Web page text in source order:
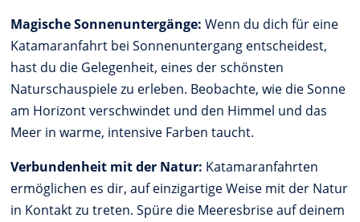
Magische Sonnenuntergänge: Wenn du dich für eine
Katamaranfahrt bei Sonnenuntergang entscheidest,
hast du die Gelegenheit, eines der schönsten
Naturschauspiele zu erleben. Beobachte, wie die Sonne
am Horizont verschwindet und den Himmel und das
Meer in warme, intensive Farben taucht.
Verbundenheit mit der Natur: Katamaranfahrten
ermöglichen es dir, auf einzigartige Weise mit der Natur
in Kontakt zu treten. Spüre die Meeresbrise auf deinem